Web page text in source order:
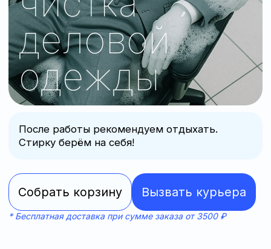
Собрать корзину Вызвать курьера
* Бесплатная доставка при сумме заказа от 3500 ₽
После работы рекомендуем отдыхать.
Стирку берём на себя!